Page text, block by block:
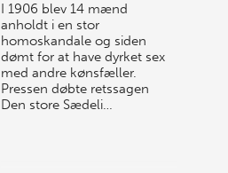
I 1906 blev 14 mænd
anholdt i en stor
homoskandale og siden
dømt for at have dyrket sex
med andre kønsfæller.
Pressen døbte retssagen
Den store Sædeli…